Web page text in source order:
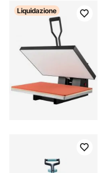
Liquidazione